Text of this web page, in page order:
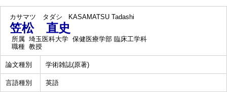
カサマツ タダシ KASAMATSU Tadashi
笠松 直史
所属 埼玉医科大学 保健医療学部 臨床工学科
職種 教授
論文種別 学術雑誌(原著)
言語種別 英語